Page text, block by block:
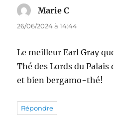
Marie C
26/06/2024 à 14:44
Le meilleur Earl Gray
Thé des Lords du Palais
et bien bergamo-thé!
Répondre